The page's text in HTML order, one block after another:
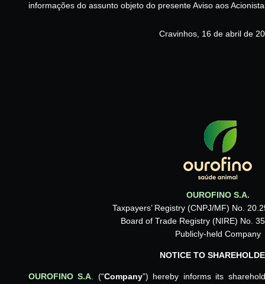
informações do assunto objeto do presente Aviso aos
Cravinhos, 16 de abril de
OUROFINO S.A.
Taxpayers’ Registry (CNPJ/MF) No.
Board of Trade Registry (NIRE) No.
Publicly-held Company
NOTICE TO
OUROFINO S.A. (“Company”) hereby informs its